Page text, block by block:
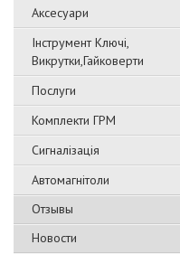
Аксесуари
Інструмент Ключі,
Викрутки,Гайковерти
Послуги
Комплекти ГРМ
Сигналізація
Автомагнітоли
Отзывы
Новости